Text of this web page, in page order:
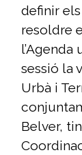
definir
resoldre
l’Agenda
sessió la
Urbà i
Belver,